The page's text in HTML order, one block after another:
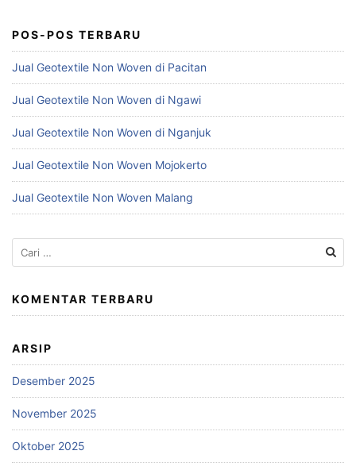
POS-POS TERBARU
Jual Geotextile Non Woven di Pacitan
Jual Geotextile Non Woven di Ngawi
Jual Geotextile Non Woven di Nganjuk
Jual Geotextile Non Woven Mojokerto
Jual Geotextile Non Woven Malang
Cari
untuk:
KOMENTAR TERBARU
ARSIP
Desember 2025
November 2025
Oktober 2025